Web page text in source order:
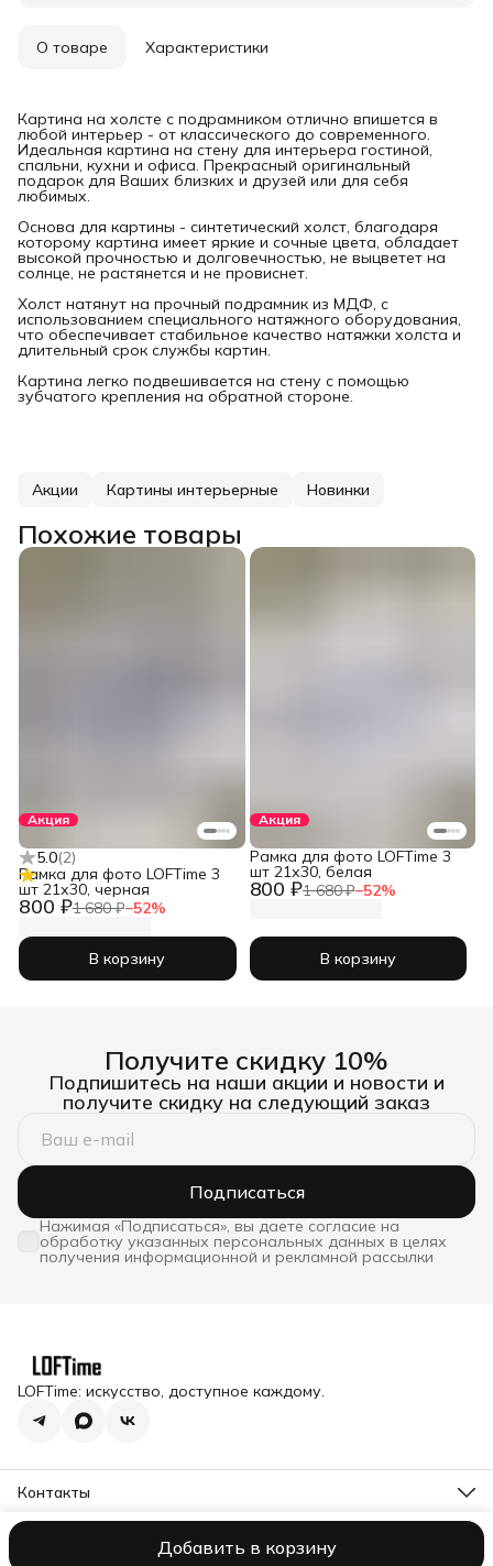
Добавить в корзину
О товаре Характеристики
Картина на холсте с подрамником отлично впишется в
любой интерьер - от классического до современного.
Идеальная картина на стену для интерьера гостиной,
спальни, кухни и офиса. Прекрасный оригинальный
подарок для Ваших близких и друзей или для себя
любимых.
Основа для картины - синтетический холст, благодаря
которому картина имеет яркие и сочные цвета, обладает
высокой прочностью и долговечностью, не выцветет на
солнце, не растянется и не провиснет.
Холст натянут на прочный подрамник из МДФ, с
использованием специального натяжного оборудования,
что обеспечивает стабильное качество натяжки холста и
длительный срок службы картин.
Картина легко подвешивается на стену с помощью
зубчатого крепления на обратной стороне.
Акции Картины интерьерные Новинки
Похожие товары
Акция
5.0(2)
800 ₽1 680 ₽−52%
Рамка для фото LOFTime 3
шт 21х30, черная
В корзину
Акция
800 ₽1 680 ₽−52%
Рамка для фото LOFTime 3
шт 21х30, белая
В корзину
Получите скидку 10%
Подпишитесь на наши акции и новости и
получите скидку на следующий заказ
Подписаться
Нажимая «Подписаться», вы даете согласие на
обработку указанных персональных данных в целях
получения информационной и рекламной рассылки
LOFTime: искусство, доступное каждому.
Контакты
Адрес
Правила возвратаРеквизиты